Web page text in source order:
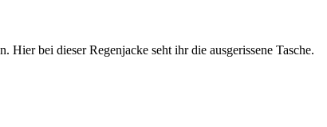
bei dieser Regenjacke seht ihr die ausgerissene Tasche.